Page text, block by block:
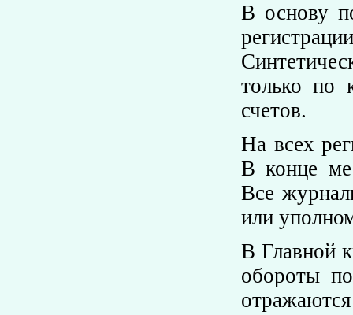
В основу
только по
счетов.
На всех
В конце
Все
или
В Главной
обороты